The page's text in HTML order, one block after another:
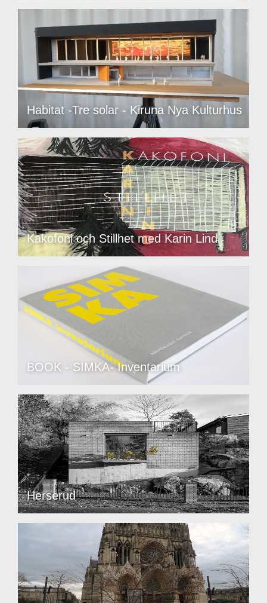
Habitat -Tre solar - Kiruna Nya Kulturhus
Kakofoni och Stillhet med Karin Lind
BOOK - SIMKA- Inventarium
Herserud